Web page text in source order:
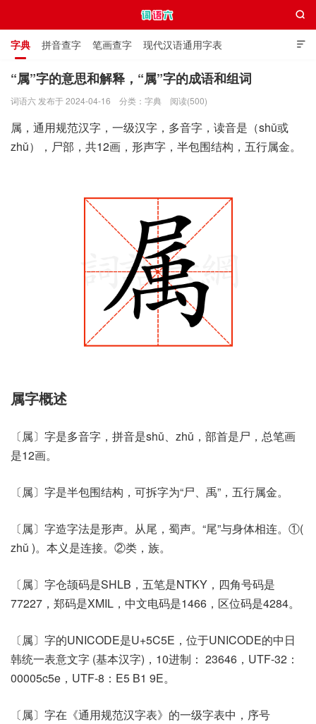

字典 拼音查字 笔画查字 现代汉语通用字表
通用规范汉字表 叠字大全 独体字大全 极简英语词典

“属”字的意思和解释，“属”字的成语和组词
词语六 发布于 2024-04-16 分类： 字典 阅读(500)
属，通用规范汉字，一级汉字，多音字，读音是（shǔ或
zhǔ），尸部，共12画，形声字，半包围结构，五行属金。
属字概述
〔属〕字是多音字，拼音是shǔ、zhǔ，部首是尸，总笔画
是12画。
〔属〕字是半包围结构，可拆字为“尸、禹”，五行属金。
〔属〕字造字法是形声。从尾，蜀声。“尾”与身体相连。①(
zhǔ )。本义是连接。②类，族。
〔属〕字仓颉码是SHLB，五笔是NTKY，四角号码是
77227，郑码是XMIL，中文电码是1466，区位码是4284。
〔属〕字的UNICODE是U+5C5E，位于UNICODE的中日
韩统一表意文字 (基本汉字)，10进制： 23646，UTF-32：
00005c5e，UTF-8：E5 B1 9E。
〔属〕字在《通用规范汉字表》的一级字表中，序号